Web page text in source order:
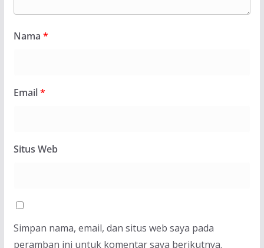
Nama *
Email*
Situs Web
Simpan nama, email, dan situs web saya pada
peramban ini untuk komentar saya berikutnya.